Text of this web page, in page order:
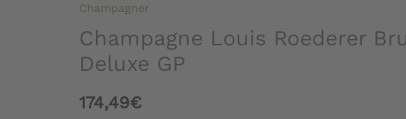
Champagner
Champagne Louis Roederer
Deluxe GP
174,49€